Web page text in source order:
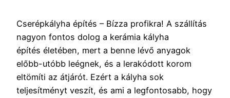
Cserépkályha építés – Bízza profikra! A szállítás
nagyon fontos dolog a kerámia kályha
építés életében, mert a benne lévő anyagok
előbb-utóbb leégnek, és a lerakódott korom
eltömíti az átjárót. Ezért a kályha sok
teljesítményt veszít, és ami a legfontosabb, hogy